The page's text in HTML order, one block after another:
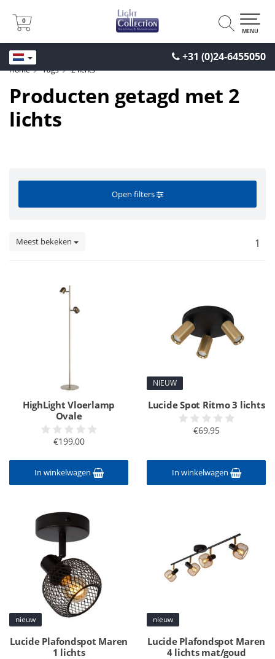
+31 (0)24-6455050
0
0
MENU
Home Tags 2 lichts
Producten getagd met 2
lichts
Open filters
Meest bekeken 1
HighLight Vloerlamp
Ovale
€199,00
In winkelwagen
NIEUW
Lucide Spot Ritmo 3 lichts
€69,95
In winkelwagen
nieuw
Lucide Plafondspot Maren
1 lichts
nieuw
Lucide Plafondspot Maren
4 lichts mat/goud